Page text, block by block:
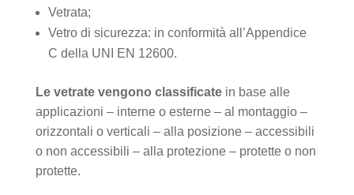
Vetrata;
Vetro di sicurezza: in conformità all’Appendice
C della UNI EN 12600.
Le vetrate vengono classificatein base alle
applicazioni – interne o esterne – al montaggio –
orizzontali o verticali – alla posizione – accessibili
o non accessibili – alla protezione – protette o non
protette.